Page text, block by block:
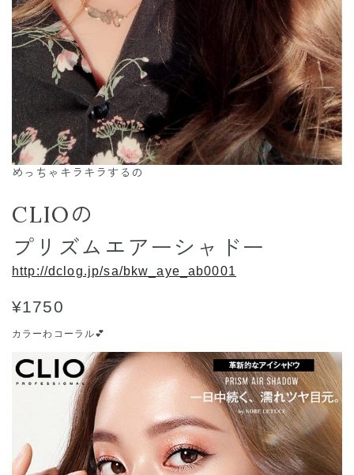
めっちゃキラキラするの
CLIOの
プリズムエアーシャドー
http://dclog.jp/sa/bkw_aye_ab0001
¥1750
カラーわコーラル💕